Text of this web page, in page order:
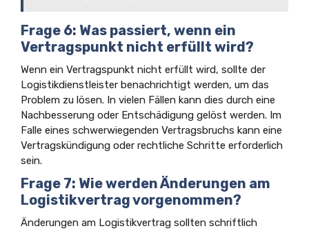
Frage 6: Was passiert, wenn ein
Vertragspunkt nicht erfüllt wird?
Wenn ein Vertragspunkt nicht erfüllt wird, sollte der
Logistikdienstleister benachrichtigt werden, um das
Problem zu lösen. In vielen Fällen kann dies durch eine
Nachbesserung oder Entschädigung gelöst werden. Im
Falle eines schwerwiegenden Vertragsbruchs kann eine
Vertragskündigung oder rechtliche Schritte erforderlich
sein.
Frage 7: Wie werden Änderungen am
Logistikvertrag vorgenommen?
Änderungen am Logistikvertrag sollten schriftlich